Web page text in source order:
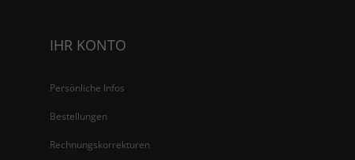
IHR KONTO
Persönliche Infos
Bestellungen
Rechnungskorrekturen